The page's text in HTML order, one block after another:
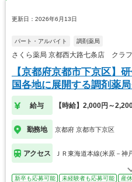
更新日：2026年6月13日
パート・アルバイト 調剤薬局
さくら薬局 京都西大路七条店 クラ
【京都府京都市下京区】
国各地に展開する調剤薬
給与 【時給】2,000円～
勤務地 京都府 京都市下京区
アクセス ＪＲ東海道本線(米原－神
新卒も応募可能 未経験者も応募可能 産